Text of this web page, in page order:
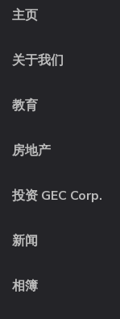
主页
关于我们
教育
房地产
投资 GEC Corp.
新闻
相簿